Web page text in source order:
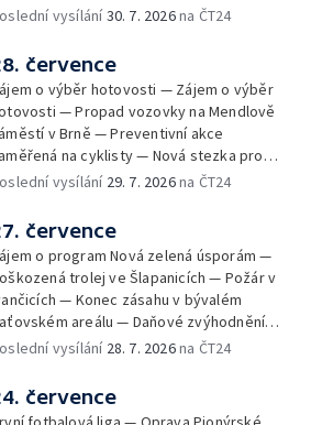
toalety u dětských hřišť —
nákupního domu Letná — Končí 52.
Letní filmové školy — 3. ročník
akce Stůl ve středu — Cesta na
paliativní péče
vysílání30. 7. 2026na ČT24
července
o výběr hotovosti — Zájem o výběr
— Propad vozovky na Mendlově
v Brně — Preventivní akce
na cyklisty — Nová stezka pro
na Zlínsku — Letecká linka mezi
zatmění Slunce — Den AČFK na
filmové škole — Milan Uhde slaví 90 let
Rekonstrukce vojenského srubu
vysílání 29. 7. 2026na ČT24
července
o program Nová zelená úsporám —
trolej ve Šlapanicích — Požár v
— Konec zásahu v bývalém
areálu — Daňové zvýhodnění
— Výhružky na magistrátu v Olomouci —
týmy v první fotbalové lize —
rekonstrukce bývalé věznice —
vysílání 28. 7. 2026na ČT24
července